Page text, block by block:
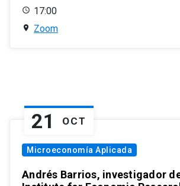
17:00
Zoom
21 OCT
Microeconomía Aplicada
Andrés Barrios, investigador